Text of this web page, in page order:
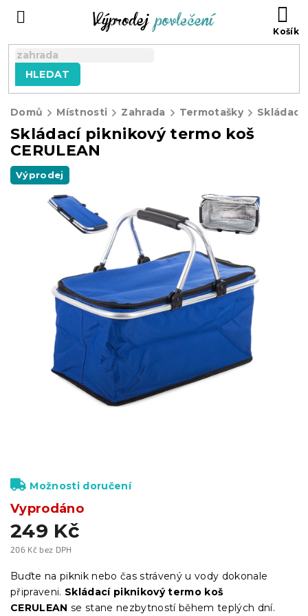
HLEDAT
Domů Místnosti Zahrada Termotašky
Skládací piknikový termo koš
CERULEAN
Výprodej
249 Kč
206 Kč bez DPH
cena:
Vyprodáno
Možnosti doručení
Buďte na piknik nebo čas strávený u vody dokonale
připraveni. Skládací piknikový termo koš
CERULEAN se stane nezbytností během teplých dní.